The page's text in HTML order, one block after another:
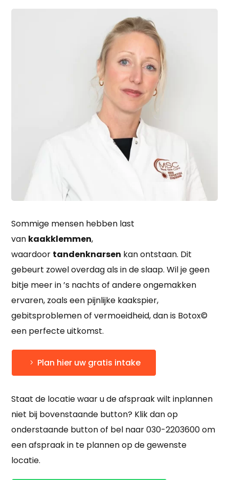
Sommige mensen hebben last
van kaakklemmen,
waardoor tandenknarsen kan ontstaan. Dit
gebeurt zowel overdag als in de slaap. Wil je geen
bitje meer in ’s nachts of andere ongemakken
ervaren, zoals een pijnlijke kaakspier,
gebitsproblemen of vermoeidheid, dan is Botox©
een perfecte uitkomst.
Plan hier uw gratis intake
Staat de locatie waar u de afspraak wilt inplannen
niet bij bovenstaande button? Klik dan op
onderstaande button of bel naar 030-2203600 om
een afspraak in te plannen op de gewenste
locatie.